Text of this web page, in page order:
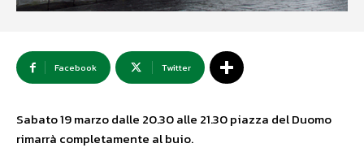
Facebook Twitter
Sabato 19 marzo dalle 20.30 alle 21.30 piazza del Duomo
rimarrà completamente al buio.